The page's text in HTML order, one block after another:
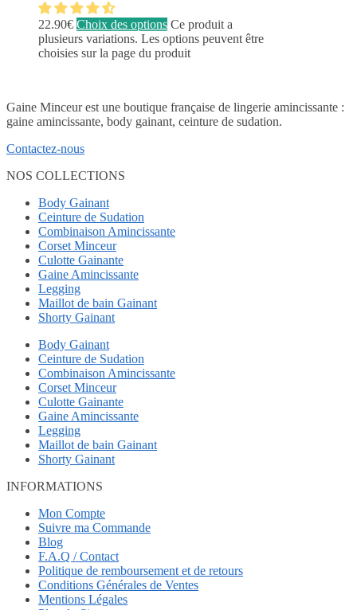
22.90€ Choix des options Ce produit a
plusieurs variations. Les options peuvent être
choisies sur la page du produit
Gaine Minceur est une boutique française de lingerie amincissante :
gaine amincissante, body gainant, ceinture de sudation.
Contactez-nous
NOS COLLECTIONS
Body Gainant
Ceinture de Sudation
Combinaison Amincissante
Corset Minceur
Culotte Gainante
Gaine Amincissante
Legging
Maillot de bain Gainant
Shorty Gainant
Body Gainant
Ceinture de Sudation
Combinaison Amincissante
Corset Minceur
Culotte Gainante
Gaine Amincissante
Legging
Maillot de bain Gainant
Shorty Gainant
INFORMATIONS
Mon Compte
Suivre ma Commande
Blog
F.A.Q / Contact
Politique de remboursement et de retours
Conditions Générales de Ventes
Mentions Légales